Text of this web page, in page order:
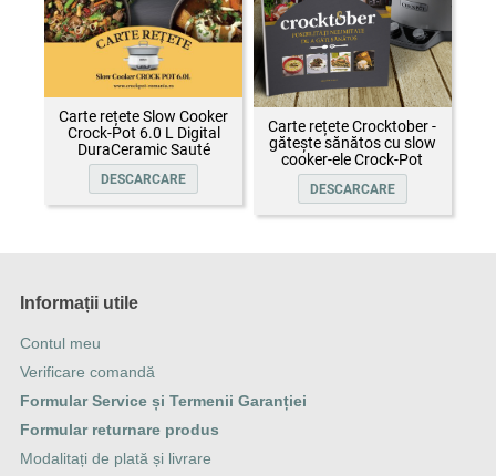
Carte rețete Slow Cooker
Crock-Pot 6.0 L Digital
DuraCeramic Sauté
DESCARCARE
Carte rețete Crocktober -
gătește sănătos cu slow
cooker-ele Crock-Pot
DESCARCARE
Informații utile
Contul meu
Verificare comandă
Formular Service și Termenii Garanției
Formular returnare produs
Modalitați de plată și livrare